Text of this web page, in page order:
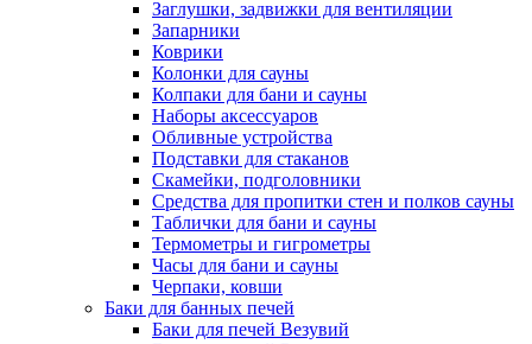
Заглушки, задвижки для вентиляции
Запарники
Коврики
Колонки для сауны
Колпаки для бани и сауны
Наборы аксессуаров
Обливные устройства
Подставки для стаканов
Скамейки, подголовники
Средства для пропитки стен и полков сауны
Таблички для бани и сауны
Термометры и гигрометры
Часы для бани и сауны
Черпаки, ковши
Баки для банных печей
Баки для печей Везувий